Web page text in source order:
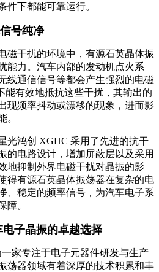
件下都能可靠运行。
号纯净
干扰的环境中，有源石英晶体振
能力。汽车内部的发动机点火系
线通信信号等都会产生强烈的电磁
能有效地抵抗这些干扰，其输出的
现频率抖动或漂移的现象，进而影
。
鸿创 XGHC 采用了先进的抗干
的电路设计，增加屏蔽层以及采用
地抑制外界电磁干扰对晶振的影
得有源石英晶体振荡器在复杂的电
、稳定的频率信号，为汽车电子系
障。
子晶振的卓越选择
专注于电子元器件研发与生产
荡器领域有着深厚的技术积累和丰